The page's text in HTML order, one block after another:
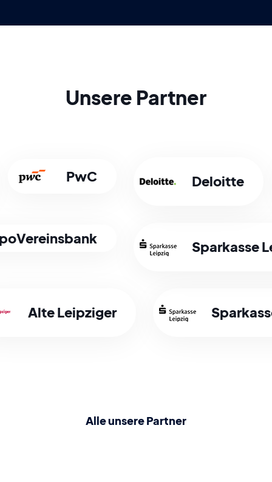
Unsere Partner
PwC Deloitte
Sparkasse
Alte Leipziger
Alle unsere Partner